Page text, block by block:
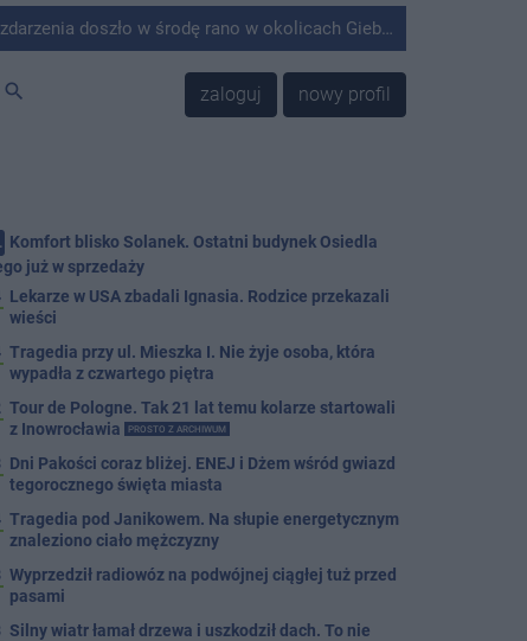
rano w okolicach Giebni koło Janikowa. Wówczas na słupie energetycznym odnaleziono ciało mężczyzny.
search zaloguj nowy profil
Komfort blisko Solanek. Ostatni budynek Osiedla
już w sprzedaży
Lekarze w USA zbadali Ignasia. Rodzice przekazali
wieści
Tragedia przy ul. Mieszka I. Nie żyje osoba, która
wypadła z czwartego piętra
Tour de Pologne. Tak 21 lat temu kolarze startowali
z Inowrocławia
PROSTO Z ARCHIWUM
Dni Pakości coraz bliżej. ENEJ i Dżem wśród gwiazd
tegorocznego święta miasta
Tragedia pod Janikowem. Na słupie energetycznym
znaleziono ciało mężczyzny
Wyprzedził radiowóz na podwójnej ciągłej tuż przed
pasami
Silny wiatr łamał drzewa i uszkodził dach. To nie